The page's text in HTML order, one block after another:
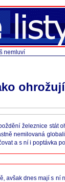
nemluví
železnice stát
nemilovaná
a s ní i poptávka
avšak dnes mají s ní